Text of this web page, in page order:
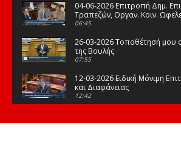
04-06-2026 Επιτροπή Δημ.
Τραπεζών, Οργαν. Κοιν.
Φορέων Κοινων. Ασφάλισης
06:45
26-03-2026 Τοποθέτησή μου
της Βουλής
07:55
12-03-2026 Ειδική Μόνιμη
και Διαφάνειας
12:42
της Βουλής